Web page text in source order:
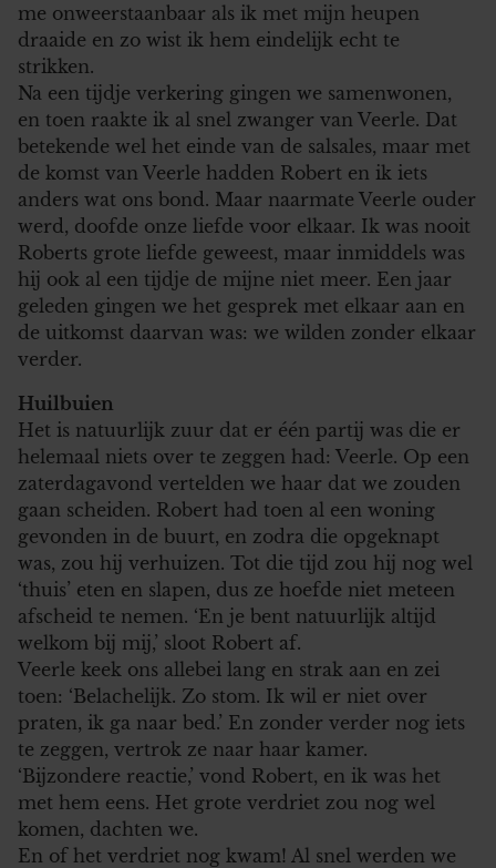
me onweerstaanbaar als ik met mijn heupen
draaide en zo wist ik hem eindelijk echt te
strikken.
Na een tijdje verkering gingen we samenwonen,
en toen raakte ik al snel zwanger van Veerle. Dat
betekende wel het einde van de salsales, maar met
de komst van Veerle hadden Robert en ik iets
anders wat ons bond. Maar naarmate Veerle ouder
werd, doofde onze liefde voor elkaar. Ik was nooit
Roberts grote liefde geweest, maar inmiddels was
hij ook al een tijdje de mijne niet meer. Een jaar
geleden gingen we het gesprek met elkaar aan en
de uitkomst daarvan was: we wilden zonder elkaar
verder.
Huilbuien
Het is natuurlijk zuur dat er één partij was die er
helemaal niets over te zeggen had: Veerle. Op een
zaterdagavond vertelden we haar dat we zouden
gaan scheiden. Robert had toen al een woning
gevonden in de buurt, en zodra die opgeknapt
was, zou hij verhuizen. Tot die tijd zou hij nog wel
‘thuis’ eten en slapen, dus ze hoefde niet meteen
afscheid te nemen. ‘En je bent natuurlijk altijd
welkom bij mij,’ sloot Robert af.
Veerle keek ons allebei lang en strak aan en zei
toen: ‘Belachelijk. Zo stom. Ik wil er niet over
praten, ik ga naar bed.’ En zonder verder nog iets
te zeggen, vertrok ze naar haar kamer.
‘Bijzondere reactie,’ vond Robert, en ik was het
met hem eens. Het grote verdriet zou nog wel
komen, dachten we.
En of het verdriet nog kwam! Al snel werden we